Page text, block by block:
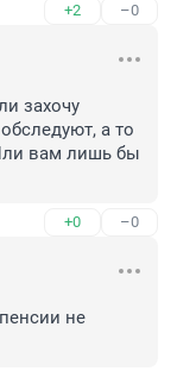
+2 –0
захочу
а то
вам лишь бы
+0 –0
не